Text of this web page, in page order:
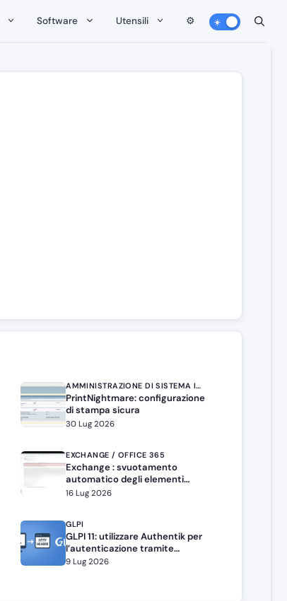
Software Utensili ⚙️
AMMINISTRAZIONE DI SISTEMA IN WINDOWS SERVER
PrintNightmare: configurazione
di stampa sicura
30 Lug 2026
EXCHANGE / OFFICE 365
Exchange : svuotamento
automatico degli elementi
eliminati
16 Lug 2026
GLPI
GLPI 11: utilizzare Authentik per
l’autenticazione tramite
intestazione HTTP
9 Lug 2026